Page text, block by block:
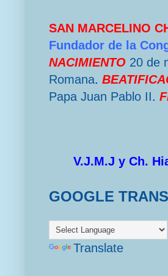
SAN MARCELINO
Fundador de la
NACIMIENTO 20 de
Romana.
Papa Juan Pablo II.
V.J.M.J y Ch.
GOOGLE
Translate